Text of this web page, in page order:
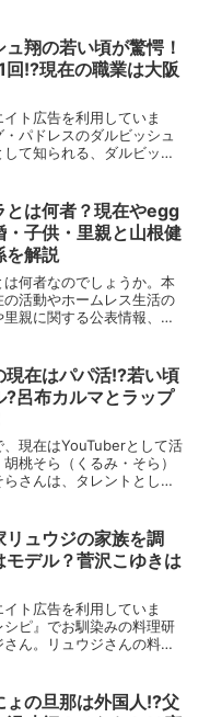
万人を超える人気YouTuber
...
翔の若い頃が驚愕！
回!?現在の職業は大阪
イト広告を利用していま
パドレスのダルビッシュ
て知られる、ダルビッシ
題となっています。そん
ュ翔さんの若い...
とは何者？現在やegg
・子供・里親と山根健
を解説
何者なのでしょうか。本
活動やホームレス生活の
親に関する公表情報、山
現在はパパ活!?若い頃
?呂布カルマとラップ
、現在はYouTuberとして活
桃そら（くるみ・そら）
さんは、タレントとして
在、「パパ活で月収100万
リュウジの家族を調
モデル？菅沢こゆきは
イト広告を利用していま
ピ』でお馴染みの料理研
ん。リュウジさんの料理
れるものが多く、多くのフ
ょの旦那は外国人!?父